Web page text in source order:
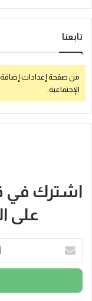
تابعنا
من صفحة إعدادات إضافة
الإجتماعية.
اشترك في
على
خ
ب